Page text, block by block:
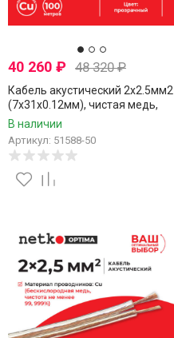
40 260 ₽ 48 320₽
Кабель акустический 2x2.5мм2
(7x31x0.12мм), чистая медь,
пластиковая катушка,
В наличии
Артикул: 51588-50